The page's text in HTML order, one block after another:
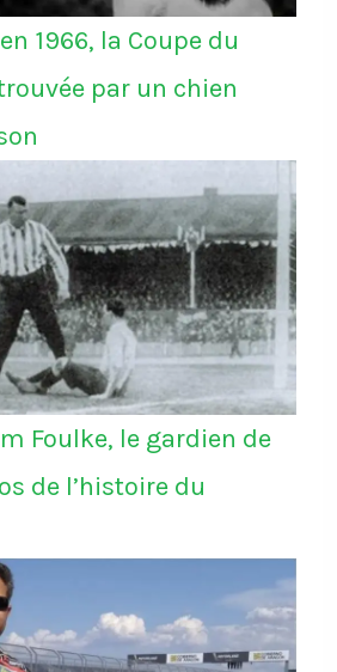
1966, la Coupe du
par un chien
Foulke, le gardien de
de l’histoire du